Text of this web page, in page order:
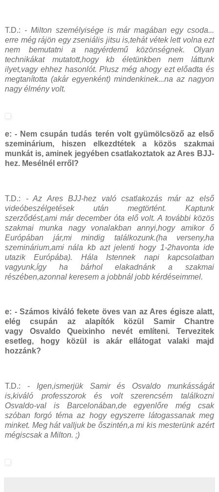
T.D.: - Milton személyisége is már magában egy csoda...
erre még rájön egy zseniális jitsu is,tehát vétek lett volna ezt
nem bemutatni a nagyérdemű közönségnek. Olyan
technikákat mutatott,hogy kb életünkben nem láttunk
ilyet,vagy ehhez hasonlót. Plusz még ahogy ezt előadta és
megtanította (akár egyenként) mindenkinek...na az nagyon
nagy élmény volt.
e: - Nem csupán tudás terén volt gyümölcsöző az első
szeminárium, hiszen elkezdtétek a közös szakmai
munkát is, aminek jegyében csatlakoztatok az Ares BJJ-
hez. Mesélnél erről?
T.D.: - Az Ares BJJ-hez való csatlakozás már az első
videóbeszélgetések után megtörtént. Kaptunk
szerződést,ami már december óta elő volt. A további közös
szakmai munka nagy vonalakban annyi,hogy amikor ő
Európában jár,mi mindig találkozunk.(ha verseny,ha
szeminárium,ami nála kb azt jelenti hogy 1-2havonta ide
utazik Európába). Hála Istennek napi kapcsolatban
vagyunk,így ha bárhol elakadnánk a szakmai
részében,azonnal keresem a jobbnál jobb kérdéseimmel.
e: - Számos kiváló fekete öves van az Ares égisze alatt,
elég csupán az alapítók közül Samir Chantre
vagy Osvaldo Queixinho nevét említeni. Tervezitek
esetleg, hogy közül is akár ellátogat valaki majd
hozzánk?
T.D.: - Igen,ismerjük Samir és Osvaldo munkásságát
is,kiváló professzorok és volt szerencsém találkozni
Osvaldo-val is Barcelonában,de egyenlőre még csak
szóban forgó téma az hogy egyszerre látogassanak meg
minket. Meg hát valljuk be őszintén,a mi kis mesterünk azért
mégiscsak a Milton. ;)